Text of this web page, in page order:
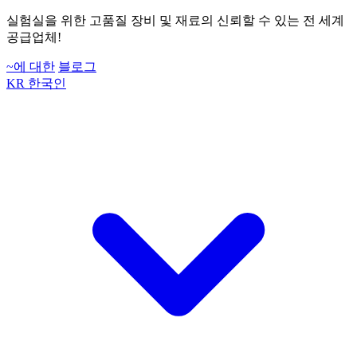
실험실을 위한 고품질 장비 및 재료의 신뢰할 수 있는 전 세계
공급업체!
~에 대한 블로그
KR 한국인